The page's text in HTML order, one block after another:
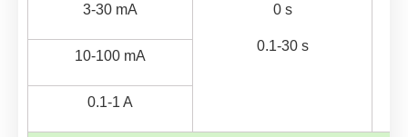
3-30 mA 0 s
0.1-30 s
10-100 mA
0.1-1 A